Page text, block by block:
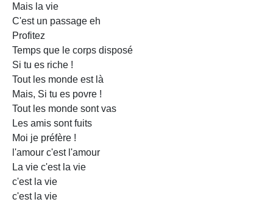
Mais la vie
C'est un passage eh
Profitez
Temps que le corps disposé
Si tu es riche !
Tout les monde est là
Mais, Si tu es povre !
Tout les monde sont vas
Les amis sont fuits
Moi je préfère !
l'amour c'est l'amour
La vie c'est la vie
c'est la vie
c'est la vie